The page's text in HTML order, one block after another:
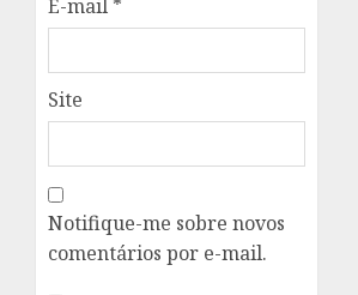
E-mail *
Site
Notifique-me sobre novos
comentários por e-mail.